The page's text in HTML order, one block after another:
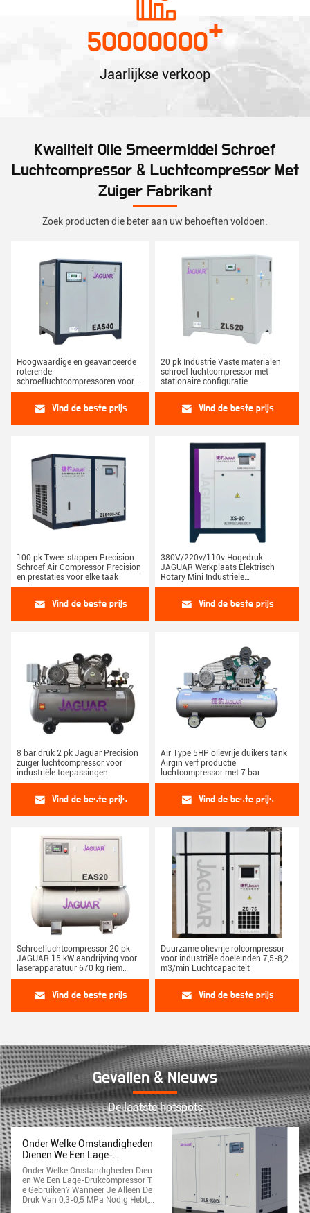
50000000+
Jaarlijkse verkoop
Kwaliteit Olie Smeermiddel Schroef
Luchtcompressor & Luchtcompressor Met
Zuiger Fabrikant
Zoek producten die beter aan uw behoeften voldoen.
Hoogwaardige en geavanceerde
roterende
schroefluchtcompressoren voor
houtbewerking
Vind de beste prijs
20 pk Industrie Vaste materialen
schroef luchtcompressor met
stationaire configuratie
Vind de beste prijs
100 pk Twee-stappen Precision
Schroef Air Compressor Precision
en prestaties voor elke taak
Vind de beste prijs
380V/220v/110v Hogedruk
JAGUAR Werkplaats Elektrisch
Rotary Mini Industriële
Schroefluchtcompressor
Vind de beste prijs
8 bar druk 2 pk Jaguar Precision
zuiger luchtcompressor voor
industriële toepassingen
Vind de beste prijs
Air Type 5HP olievrije duikers tank
Airgin verf productie
luchtcompressor met 7 bar
Vind de beste prijs
Schroefluchtcompressor 20 pk
JAGUAR 15 kW aandrijving voor
laserapparatuur 670 kg riem
aangedreven schroef
Vind de beste prijs
Duurzame olievrije rolcompressor
voor industriële doeleinden 7,5-8,2
m3/min Luchtcapaciteit
Vind de beste prijs
Gevallen & Nieuws
De laatste hotspots
Onder Welke Omstandigheden
Dienen We Een Lage-
Drukcompressor Te
Gebruiken?
Onder Welke Omstandigheden Dien
En We Een Lage-Drukcompressor T
E Gebruiken? Wanneer Je Alleen De
Druk Van 0,3-0,5 MPa Nodig Hebt,